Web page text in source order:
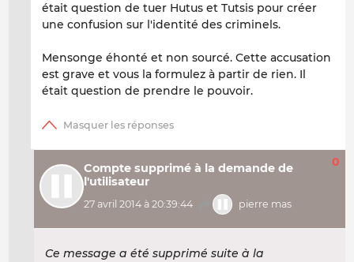
était question de tuer Hutus et Tutsis pour créer
une confusion sur l'identité des criminels.
Mensonge éhonté et non sourcé. Cette accusation
est grave et vous la formulez à partir de rien. Il
était question de prendre le pouvoir.
Compte supprimé à la demande de
l'utilisateur
27 avril 2014 à 20:39:44 pierre mas
0
Ce message a été supprimé suite à la